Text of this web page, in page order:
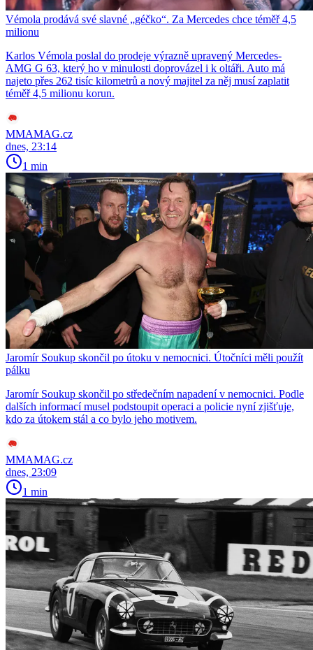
Vémola prodává své slavné „géčko“. Za Mercedes chce téměř 4,5
milionu
Karlos Vémola poslal do prodeje výrazně upravený Mercedes-
AMG G 63, který ho v minulosti doprovázel i k oltáři. Auto má
najeto přes 262 tisíc kilometrů a nový majitel za něj musí zaplatit
téměř 4,5 milionu korun.
MMAMAG.cz
dnes, 23:14
1 min
Jaromír Soukup skončil po útoku v nemocnici. Útočníci měli použít
pálku
Jaromír Soukup skončil po středečním napadení v nemocnici. Podle
dalších informací musel podstoupit operaci a policie nyní zjišťuje,
kdo za útokem stál a co bylo jeho motivem.
MMAMAG.cz
dnes, 23:09
1 min